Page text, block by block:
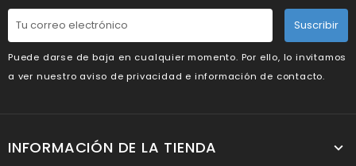
Suscribir
Puede darse de baja en cualquier momento. Por ello, lo invitamos
a ver nuestro aviso de privacidad e información de contacto.
INFORMACIÓN DE LA TIENDA